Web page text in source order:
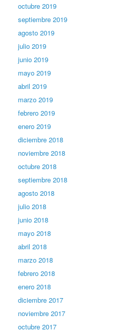
octubre 2019
septiembre 2019
agosto 2019
julio 2019
junio 2019
mayo 2019
abril 2019
marzo 2019
febrero 2019
enero 2019
diciembre 2018
noviembre 2018
octubre 2018
septiembre 2018
agosto 2018
julio 2018
junio 2018
mayo 2018
abril 2018
marzo 2018
febrero 2018
enero 2018
diciembre 2017
noviembre 2017
octubre 2017